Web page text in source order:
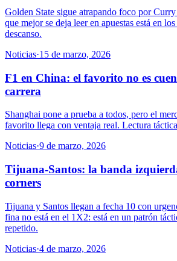
Golden State sigue atrapando foco por
que mejor se deja leer en apuestas está en
descanso.
Noticias·15 de marzo, 2026
F1 en China: el favorito no es
carrera
Shanghai pone a prueba a todos, pero el
favorito llega con ventaja real. Lectura
Noticias·9 de marzo, 2026
Tijuana-Santos: la banda
corners
Tijuana y Santos llegan a fecha 10 con
fina no está en el 1X2: está en un patrón
repetido.
Noticias·4 de marzo, 2026